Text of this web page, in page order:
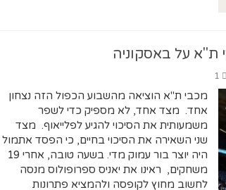
ת"א על באסקוניה
1
מכבי ת"א הוציאה מהשבוע הכפול הזה נצחון
אחד. מצד אחד, לא מספיק כדי לשפר
משמעותית את הסיכוי להגיע לפלייאוף. מצד
שני השאירה את הסיכוי בחיים, כי הפסד אתמול
היה יוצר בור עמוק מדי. בשעה טובה, אחרי 19
משחקים, ראינו את יאניס ספרופולוס מנסה
לחשוב מחוץ לקופסה ולהמציא פתרונות